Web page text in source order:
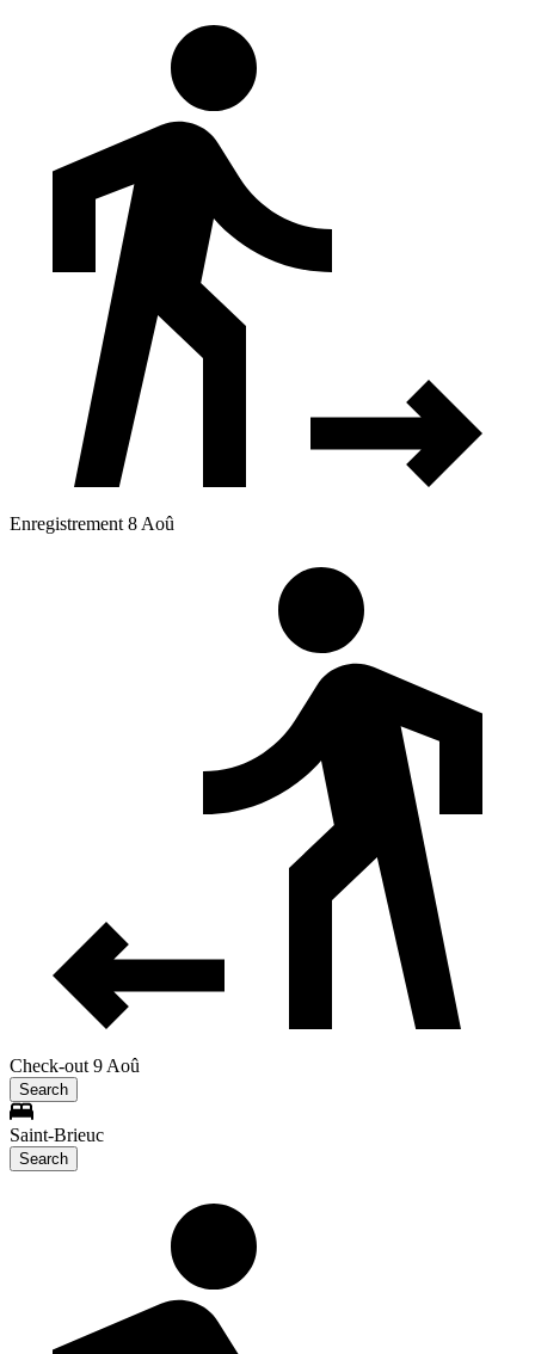
Enregistrement 8 Aoû
Check-out 9 Aoû
Search
Saint-Brieuc
Search